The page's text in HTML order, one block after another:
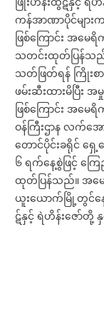
ကန်အာဏာပိုင်များက
ဖြစ်ကြောင်း အမ
သတင်းထုတ်ပြန်သ
သတ်ဖြတ်ရန် ကြိုးစာ
ဖမ်းဆီးထားမိပြီး
ဖြစ်ကြောင်း အမေ
ဝန်ကြီးဌာန လက်အ
တောင်ပိုင်းခရိုင် ရှ
၆ ရက်နေ့စွဲဖြင့် ကြ
ထုတ်ပြန်သည်။ အမေ
ယူးယောက်မြို့တွင်
ဋ်နှင့် ရဲဟိန်းဇော်တို့